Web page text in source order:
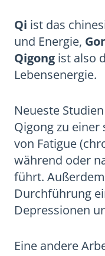
Qi ist das
und Energie,
Qigong ist also
Lebensenergie.
Neueste
Qigong zu
von Fatigue
während oder
führt.
Durchführung
Depressionen
Eine andere